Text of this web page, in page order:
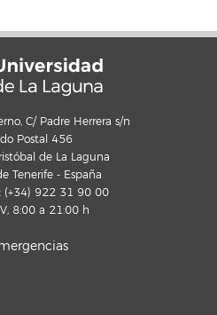
C/ Padre Herrera s/n
Postal 456
de La Laguna
Tenerife - España
(+34) 922 31 90 00
8:00 a 21:00 h